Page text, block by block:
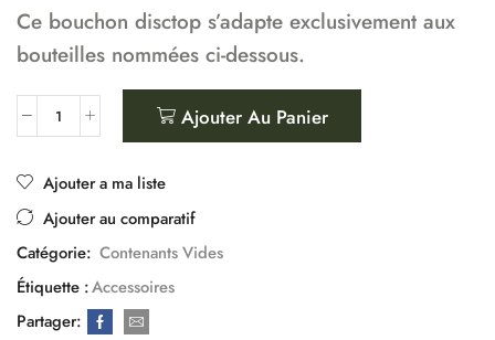
Ce bouchon disctop s’adapte exclusivement aux
bouteilles nommées ci-dessous.
Ajouter Au Panier
Ajouter a ma liste
Ajouter au comparatif
Catégorie: Contenants Vides
Étiquette :Accessoires
Partager: